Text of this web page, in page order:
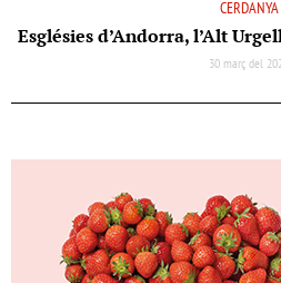
CERDANYA
Esglésies d’Andorra, l’Alt
30 març del